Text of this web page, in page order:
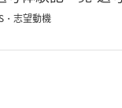
Vote
・志望動機